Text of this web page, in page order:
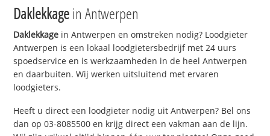
Daklekkagein Antwerpen
Daklekkage in Antwerpen en omstreken nodig? Loodgieter
Antwerpen is een lokaal loodgietersbedrijf met 24 uurs
spoedservice en is werkzaamheden in de heel Antwerpen
en daarbuiten. Wij werken uitsluitend met ervaren
loodgieters.
Heeft u direct een loodgieter nodig uit Antwerpen? Bel ons
dan op 03-8085500 en krijg direct een vakman aan de lijn.